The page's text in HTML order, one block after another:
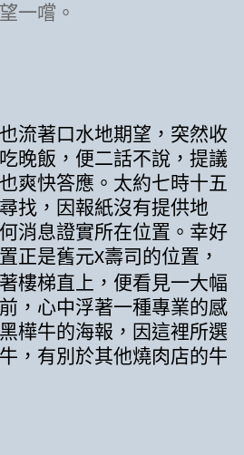
一嚐。
流著口水地期望，突然收
晚飯，便二話不說，提議
爽快答應。太約七時十五
找，因報紙沒有提供地
消息證實所在位置。幸好
正是舊元X壽司的位置，
樓梯直上，便看見一大幅
，心中浮著一種專業的感
樺牛的海報，因這裡所選
，有別於其他燒肉店的牛